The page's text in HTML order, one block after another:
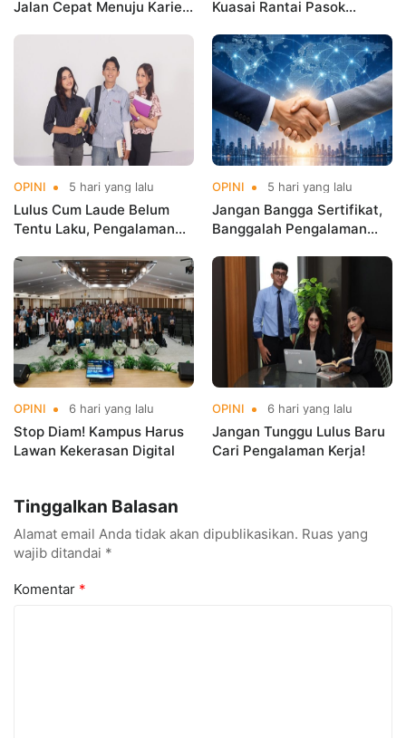
Jalan Cepat Menuju Karier
Kuasai Rantai Pasok
OPINI 5 hari yang lalu
Lulus Cum Laude Belum
Tentu Laku, Pengalaman
OPINI 5 hari yang lalu
Jangan Bangga Sertifikat,
Banggalah Pengalaman
OPINI 6 hari yang lalu
Stop Diam! Kampus Harus
Lawan Kekerasan Digital
OPINI 6 hari yang lalu
Jangan Tunggu Lulus Baru
Cari Pengalaman Kerja!
Tinggalkan Balasan
Alamat email Anda tidak akan dipublikasikan. Ruas yang
wajib ditandai *
Komentar *